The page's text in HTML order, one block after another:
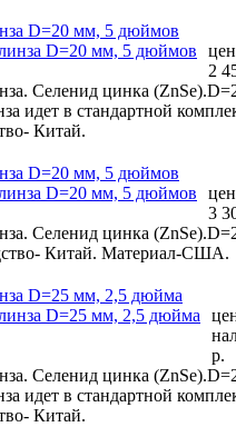
D=20 мм, 5 дюймов
2
Селенид цинка
идет в стандартной
Китай.
D=20 мм, 5 дюймов
3
Селенид цинка
Китай. Материал-США.
D=25 мм, 2,5 дюйма
р.
Селенид цинка
идет в стандартной
Китай.